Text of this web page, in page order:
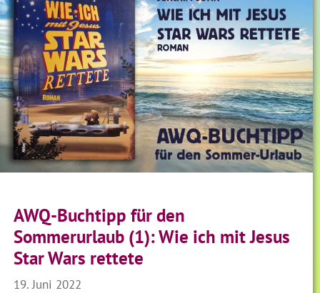
AWQ-Buchtipp für den
Sommerurlaub (1): Wie ich mit Jesus
Star Wars rettete
19. Juni 2022